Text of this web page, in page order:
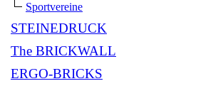
Sportvereine
STEINEDRUCK
The BRICKWALL
ERGO-BRICKS